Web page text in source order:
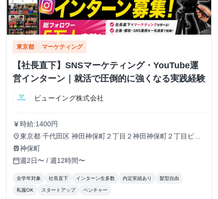
東京都 マーケティング
【社長直下】SNSマーケティング・YouTube運
営インターン｜就活で圧倒的に強くなる実践経験
ビューイング株式会社
currency_yen 時給:1400円
place東京都 千代田区 神田神保町２丁目２神田神保町２丁目ビル
５０２号室
train神保町
calendar_today週2日〜 / 週12時間〜
全学年対象 社長直下 インターン生多数 内定実績あり 髪型自由
私服OK スタートアップ ベンチャー